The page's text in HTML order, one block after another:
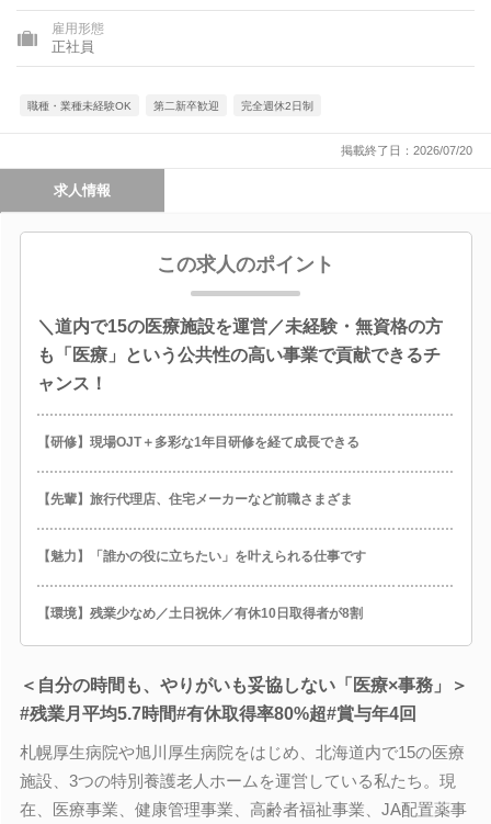
雇用形態
正社員
職種・業種未経験OK 第二新卒歓迎 完全週休2日制
掲載終了日：2026/07/20
求人情報
この求人のポイント
＼道内で15の医療施設を運営／未経験・無資格の方
も「医療」という公共性の高い事業で貢献できるチ
ャンス！
【研修】現場OJT＋多彩な1年目研修を経て成長できる
【先輩】旅行代理店、住宅メーカーなど前職さまざま
【魅力】「誰かの役に立ちたい」を叶えられる仕事です
【環境】残業少なめ／土日祝休／有休10日取得者が8割
＜自分の時間も、やりがいも妥協しない「医療×事務」＞
#残業月平均5.7時間#有休取得率80%超#賞与年4回
札幌厚生病院や旭川厚生病院をはじめ、北海道内で15の医療
施設、3つの特別養護老人ホームを運営している私たち。現
在、医療事業、健康管理事業、高齢者福祉事業、JA配置薬事